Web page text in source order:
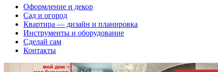
Оформление и декор
Сад и огород
Квартира — дизайн и планировка
Инструменты и оборудование
Сделай сам
Контакты